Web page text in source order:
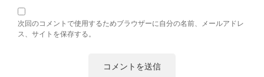
次回のコメントで使用するためブラウザーに自分の名前、メールアドレ
ス、サイトを保存する。